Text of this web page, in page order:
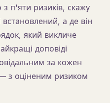
п'яти ризиків, скажу
а де він
який викличе
доповіді
за кожен
з оціненим ризиком